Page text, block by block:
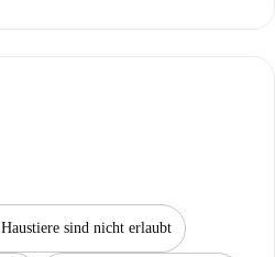
Haustiere sind nicht erlaubt